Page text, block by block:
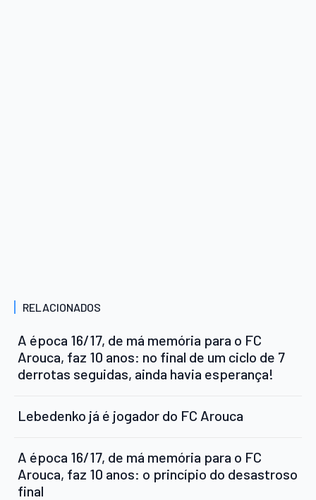
RELACIONADOS
A época 16/17, de má memória para o FC
Arouca, faz 10 anos: no final de um ciclo de 7
derrotas seguidas, ainda havia esperança!
Lebedenko já é jogador do FC Arouca
A época 16/17, de má memória para o FC
Arouca, faz 10 anos: o princípio do desastroso
final